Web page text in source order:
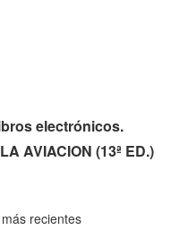
electrónicos.
AVIACION (13ª ED.)
recientes